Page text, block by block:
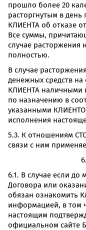
прошло более 20
расторгнутым в
КЛИЕНТА об отказе
Все суммы,
случае расторжения
полностью.
В случае
денежных средств на
КЛИЕНТА наличными
по назначению в
указанными
исполнения
5.3. К отношениям
связи с ним
6.1. В случае если до
Договора или
обязан ознакомить
информацией, в том
настоящим
официальном сайте